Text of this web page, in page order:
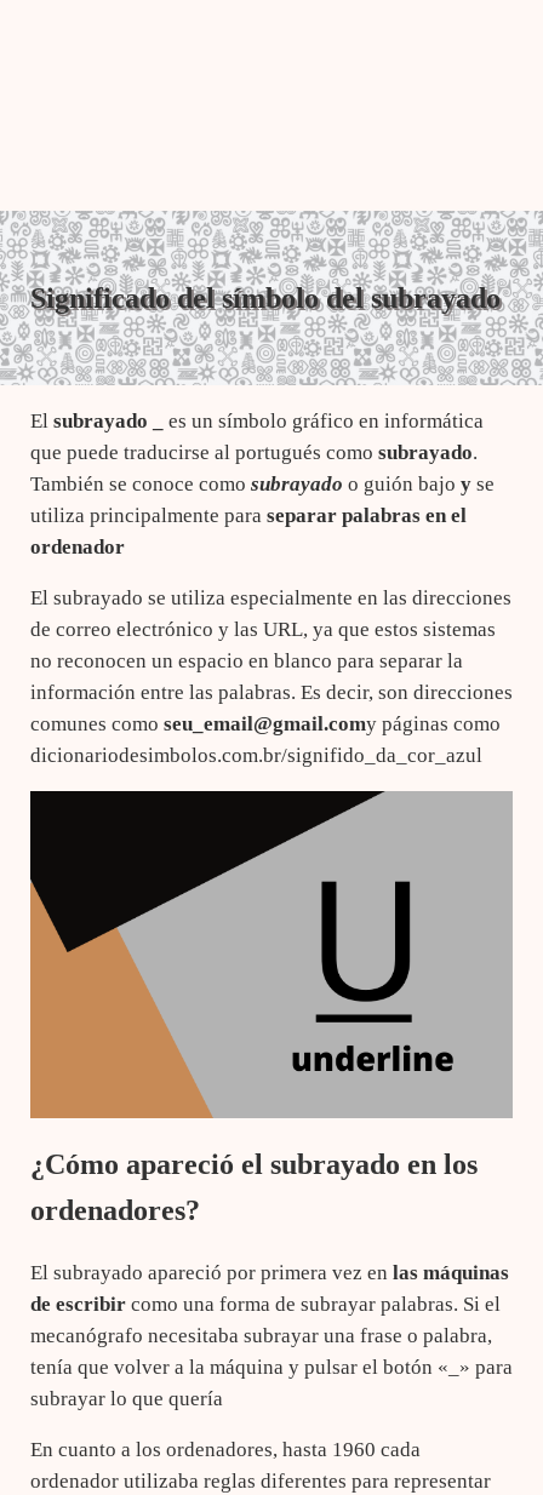
Significado del símbolo del subrayado
El subrayado
es un símbolo gráfico en informática
que puede traducirse al portugués como subrayado.
También se conoce como subrayado o guión bajo y se
utiliza principalmente paraseparar palabras en el
ordenador
El subrayado se utiliza especialmente en las direcciones
de correo electrónico y las URL, ya que estos sistemas
no reconocen un espacio en blanco para separar la
información entre las palabras. Es decir, son direcciones
comunes como seu_email@gmail.comy páginas como
dicionariodesimbolos.com.br/signifido_da_cor_azul
¿Cómo apareció el subrayado en los
ordenadores?
El subrayado apareció por primera vez en las máquinas
de escribir como una forma de subrayar palabras. Si el
mecanógrafo necesitaba subrayar una frase o palabra,
tenía que volver a la máquina y pulsar el botón «_» para
subrayar lo que quería
En cuanto a los ordenadores, hasta 1960 cada
ordenador utilizaba reglas diferentes para representar